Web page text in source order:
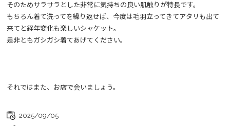
そのためサラサラとした非常に気持ちの良い肌触りが特長です。
もちろん着て洗ってを繰り返せば、今度は毛羽立ってきてアタリも出て
来てと経年変化も楽しいシャケット。
是非ともガシガシ着てあげてください。
それではまた、お店で会いましょう。
2025/09/05